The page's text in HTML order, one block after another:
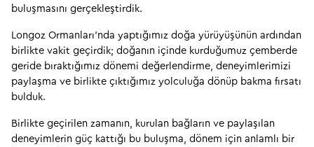
buluşmasını gerçekleştirdik.
Longoz Ormanları'nda yaptığımız doğa yürüyüşünün ardından
birlikte vakit geçirdik; doğanın içinde kurduğumuz çemberde
geride bıraktığımız dönemi değerlendirme, deneyimlerimizi
paylaşma ve birlikte çıktığımız yolculuğa dönüp bakma fırsatı
bulduk.
Birlikte geçirilen zamanın, kurulan bağların ve paylaşılan
deneyimlerin güç kattığı bu buluşma, dönem için anlamlı bir